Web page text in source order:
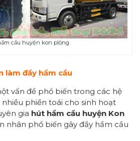
cầu huyện kon plông
làm đầy hầm cầu
vấn đề phổ biến trong các hệ
nhiều phiền toái cho sinh hoạt
gia hút hầm cầu huyện Kon
nhân phổ biến gây đầy hầm cầu